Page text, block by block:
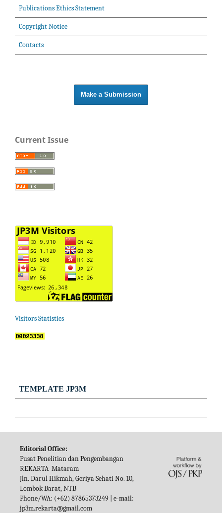
Publications Ethics Statement
Copyright Notice
Contacts
Make a Submission
Current Issue
Visitors Statistics
TEMPLATE JP3M
Editorial Office:
Pusat Penelitian dan Pengembangan
REKARTA Mataram
Jln. Darul Hikmah, Geriya Sehati No. 10,
Lombok Barat, NTB
Phone/WA: (+62) 87865373249 | e-mail:
jp3m.rekarta@gmail.com